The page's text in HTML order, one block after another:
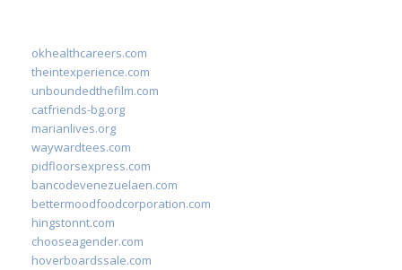
okhealthcareers.com
theintexperience.com
unboundedthefilm.com
catfriends-bg.org
marianlives.org
waywardtees.com
pidfloorsexpress.com
bancodevenezuelaen.com
bettermoodfoodcorporation.com
hingstonnt.com
chooseagender.com
hoverboardssale.com